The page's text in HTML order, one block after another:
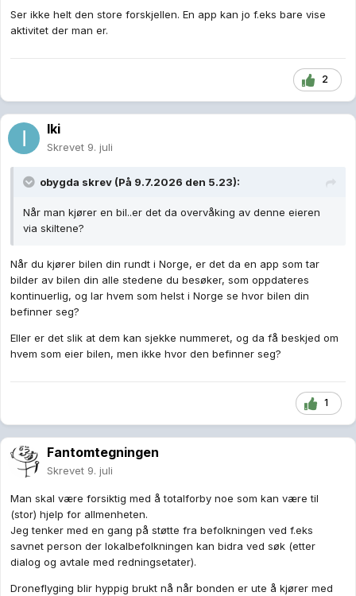
Ser ikke helt den store forskjellen. En app kan jo f.eks bare vise
aktivitet der man er.
2
Iki
Skrevet 9. juli
obygda skrev (På 9.7.2026 den 5.23):
Når man kjører en bil..er det da overvåking av denne eieren
via skiltene?
Når du kjører bilen din rundt i Norge, er det da en app som tar
bilder av bilen din alle stedene du besøker, som oppdateres
kontinuerlig, og lar hvem som helst i Norge se hvor bilen din
befinner seg?
Eller er det slik at dem kan sjekke nummeret, og da få beskjed om
hvem som eier bilen, men ikke hvor den befinner seg?
1
Fantomtegningen
Skrevet 9. juli
Man skal være forsiktig med å totalforby noe som kan være til
(stor) hjelp for allmenheten.
Jeg tenker med en gang på støtte fra befolkningen ved f.eks
savnet person der lokalbefolkningen kan bidra ved søk (etter
dialog og avtale med redningsetater).
Droneflyging blir hyppig brukt nå når bonden er ute å kjører med